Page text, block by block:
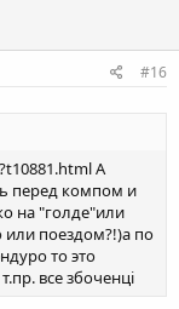
#16
А
перед компом и
на "голде"или
или поездом?!)а по
то это
все збоченці